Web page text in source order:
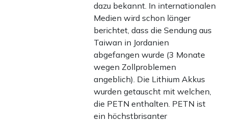
dazu bekannt. In internationalen
Medien wird schon länger
berichtet, dass die Sendung aus
Taiwan in Jordanien
abgefangen wurde (3 Monate
wegen Zollproblemen
angeblich). Die Lithium Akkus
wurden getauscht mit welchen,
die PETN enthalten. PETN ist
ein höchstbrisanter